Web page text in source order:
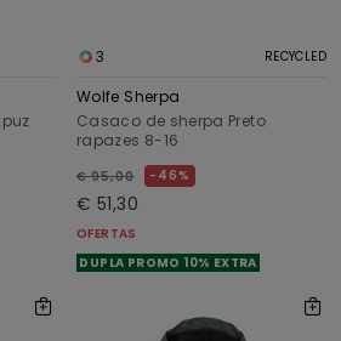
3 RECYCLED
Wolfe Sherpa
Casaco de sherpa Preto
rapazes 8-16
€ 95,00 46%
€ 51,30
OFERTAS
DUPLA PROMO 10% EXTRA